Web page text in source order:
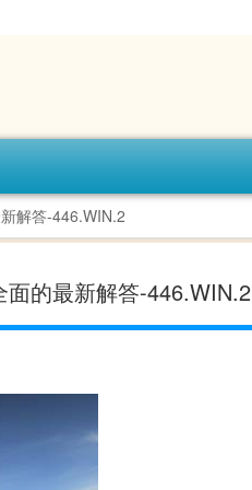
解答-446.WIN.2
的最新解答-446.WIN.2